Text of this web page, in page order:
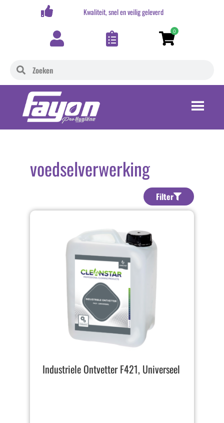
Kwaliteit, snel en veilig geleverd
0
voedselverwerking
Filter
Industriele Ontvetter F421, Universeel